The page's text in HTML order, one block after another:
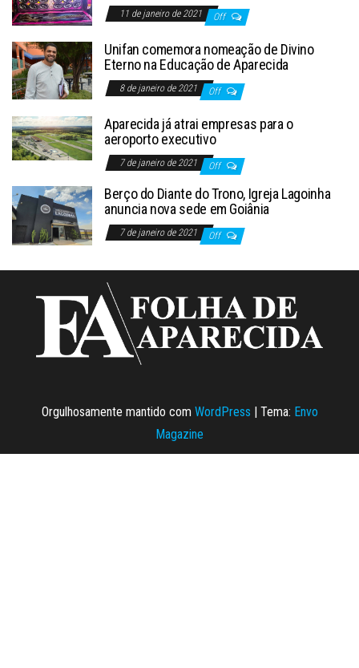
11 de janeiro de 2021 Off
Unifan comemora nomeação de Divino
Eterno na Educação de Aparecida
8 de janeiro de 2021 Off
Aparecida já atrai empresas para o
aeroporto executivo
7 de janeiro de 2021 Off
Berço do Diante do Trono, Igreja Lagoinha
anuncia nova sede em Goiânia
7 de janeiro de 2021 Off
Orgulhosamente mantido com WordPress | Tema: Envo
Magazine